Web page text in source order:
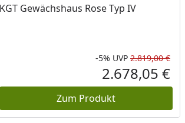
ProzentPreis
Preis
KGT Gewächshaus Rose Typ IV
-5% UVP 2.819,00 €
2.678,05 €
Zum Produkt